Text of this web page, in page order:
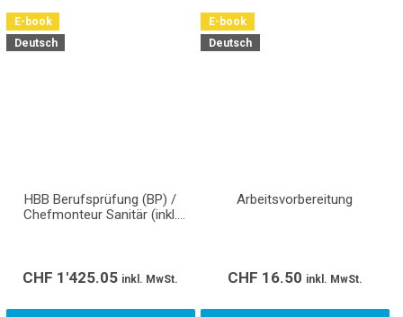
E-book
Deutsch
HBB Berufsprüfung (BP) /
Chefmonteur Sanitär (inkl.
CHF 1'425.05 inkl. MwSt.
E-book
Deutsch
Arbeitsvorbereitung
CHF 16.50 inkl. MwSt.